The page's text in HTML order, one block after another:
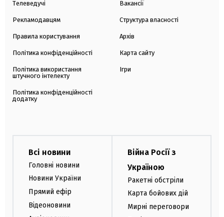
Телеведучі
Рекламодавцям
Правила користування
Політика конфіденційності
Політика використання
штучного інтелекту
Політика конфіденційності
додатку
Вакансії
Структура власності
Архів
Карта сайту
Ігри
Всі новини
Головні новини
Новини України
Прямий ефір
Відеоновини
Війна Росії з
Україною
Ракетні обстріли
Карта бойових дій
Мирні переговори